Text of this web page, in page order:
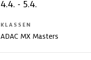
4.4. - 5.4.
KLASSEN
ADAC MX Masters